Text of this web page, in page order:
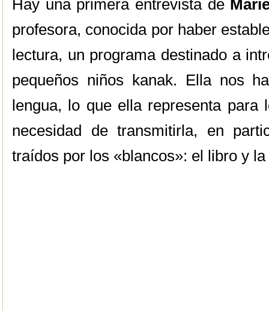
Hay una primera entrevista de
profesora, conocida por haber
lectura, un programa destinado a
pequeños niños kanak. Ella nos
lengua, lo que ella representa para
necesidad de transmitirla, en
traídos por los «blancos»: el libro y